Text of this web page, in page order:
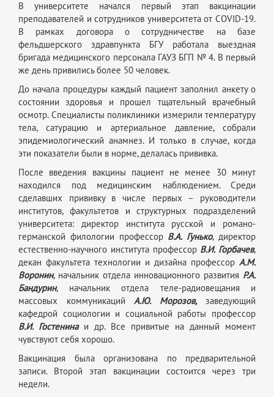
В университете начался первый этап вакцинации
преподавателей и сотрудников университета от COVID-19.
В рамках договора о сотрудничестве на базе
фельдшерского здравпункта БГУ работала выездная
бригада медицинского персонала ГАУЗ БГП № 4. В первый
же день привились более 50 человек.
До начала процедуры каждый пациент заполнил анкету о
состоянии здоровья и прошел тщательный врачебный
осмотр. Специалисты поликлиники измерили температуру
тела, сатурацию и артериальное давление, собрали
эпидемиологический анамнез. И только в случае, когда
эти показатели были в норме, делалась прививка.
После введения вакцины пациент не менее 30 минут
находился под медицинским наблюдением. Среди
сделавших прививку в числе первых – руководители
институтов, факультетов и структурных подразделений
университета: директор института русской и романо-
германской филологии профессор В.А. Гунько, директор
естественно-научного института профессор В.И. Горбачев,
декан факультета технологии и дизайна профессор А.М.
Воронин, начальник отдела инновационного развития Р.А.
Бандурин, начальник отдела теле-радиовещания и
массовых коммуникаций А.Ю. Морозов,заведующий
кафедрой социологии и социальной работы профессор
В.И. Гостенина и др. Все привитые на данный момент
чувствуют себя хорошо.
Вакцинация была организована по предварительной
записи. Второй этап вакцинации состоится через три
недели.